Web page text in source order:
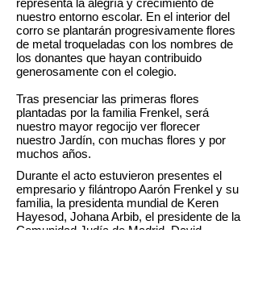
representa la alegría y crecimiento de
nuestro entorno escolar. En el interior del
corro se plantarán progresivamente flores
de metal troqueladas con los nombres de
los donantes que hayan contribuido
generosamente con el colegio.
Tras presenciar las primeras flores
plantadas por la familia Frenkel, será
nuestro mayor regocijo ver florecer
nuestro Jardín, con muchas flores y por
muchos años.
Durante el acto estuvieron presentes el
empresario y filántropo Aarón Frenkel y su
familia, la presidenta mundial de Keren
Hayesod, Johana Arbib, el presidente de la
Comunidad Judía de Madrid, David